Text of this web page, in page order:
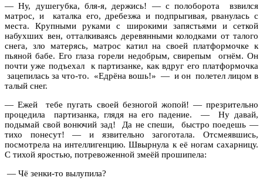
— Ну, душегубка, бля-я, держись! — с полоборота взвился
матрос, и каталка его, дребезжа и подпрыгивая, рванулась с
места. Крупными руками с широкими запястьями и сеткой
набухших вен, отталкиваясь деревянными колодками от талого
снега, зло матерясь, матрос катил на своей платформочке к
пьяной бабе. Его глаза горели недобрым, свирепым огнём. Он
почти уже подъехал к партизанке, как вдруг его платформочка
зацепилась за что-то. «Едрёна вошь!» — и он полетел лицом в
талый снег.
— Ежей тебе пугать своей безногой жопой! — презрительно
процедила партизанка, глядя на его падение. — Ну давай,
подымай свой вонючий зад! Да не спеши, быстро поедешь —
тихо понесут! — и язвительно загоготала. Отсмеявшись,
посмотрела на интеллигенцию. Швырнула к её ногам сахарницу.
С тихой яростью, потревоженной змеёй прошипела:
— Чё зенки-то вылупила?